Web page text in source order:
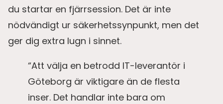
du startar en fjärrsession. Det är inte
nödvändigt ur säkerhetssynpunkt, men det
ger dig extra lugn i sinnet.
“Att välja en betrodd IT-leverantör i
Göteborg är viktigare än de flesta
inser. Det handlar inte bara om